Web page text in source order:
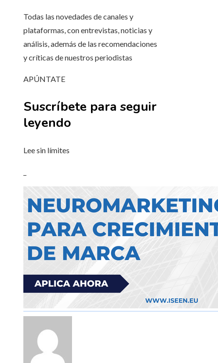
Todas las novedades de canales y
plataformas, con entrevistas, noticias y
análisis, además de las recomendaciones
y críticas de nuestros periodistas
APÚNTATE
Suscríbete para seguir
leyendo
Lee sin límites